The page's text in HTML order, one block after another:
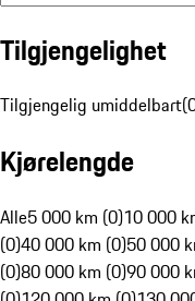
Tilgjengelighet
Tilgjengelig umiddelbart(
Kjørelengde
Alle5 000 km (0)10 000
(0)40 000 km (0)50 000
(0)80 000 km (0)90 000